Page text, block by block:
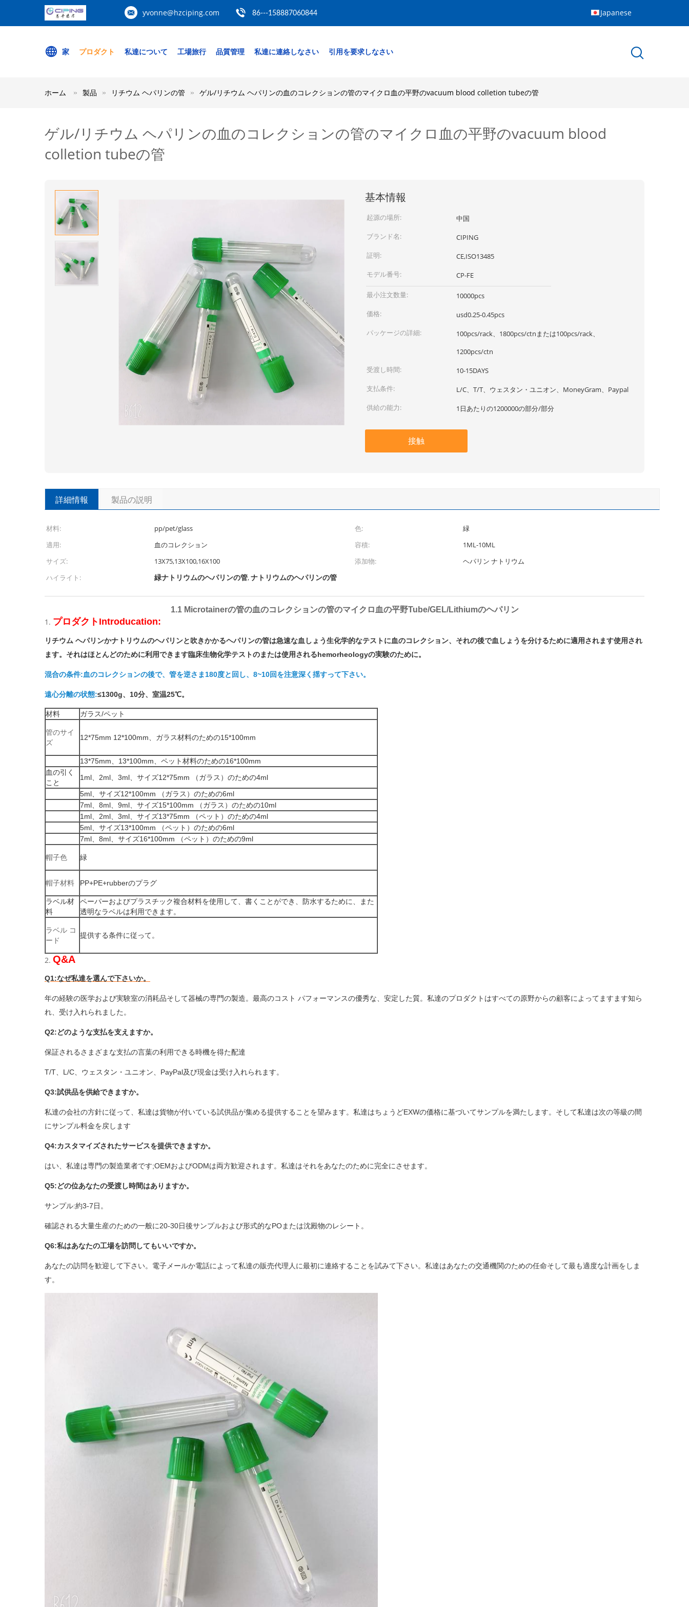
yvonne@hzciping.com 86---158887060844 Japanese
家 プロダクト 私達について 工場旅行 品質管理 私達に連絡しなさい 引用を要求しなさい
ホーム 製品 リチウム ヘパリンの管 ゲル/リチウム ヘパリンの血のコレクションの管のマイクロ血の平野のvacuum blood colletion tubeの管
ゲル/リチウム ヘパリンの血のコレクションの管のマイクロ血の平野のvacuum blood
colletion tubeの管
基本情報
起源の場所:
中国
ブランド名:
CIPING
証明:
CE,ISO13485
モデル番号:
CP-FE
最小注文数量:
10000pcs
価格:
usd0.25-0.45pcs
パッケージの詳細:
100pcs/rack、1800pcs/ctnまたは100pcs/rack、
1200pcs/ctn
受渡し時間:
10-15DAYS
支払条件:
L/C、T/T、ウェスタン・ユニオン、MoneyGram、Paypal
供給の能力:
1日あたりの1200000の部分/部分
接触
詳細情報 製品の説明
材料: pp/pet/glass 色:
緑
適用:
血のコレクション 容積:
1ML-10ML
サイズ:
13X75,13X100,16X100 添加物:
ヘパリン ナトリウム
ハイライト:
緑ナトリウムのヘパリンの管,ナトリウムのヘパリンの管
1.1 Microtainerの管の血のコレクションの管のマイクロ血の平野Tube/GEL/Lithiumのヘパリン
1. プロダクトIntroducation:
リチウム ヘパリンかナトリウムのヘパリンと吹きかかるヘパリンの管は急速な血しょう生化学的なテストに血のコレクション、それの後で血しょうを分けるために適用されます使用され
ます。それはほとんどのために利用できます臨床生物化学テストのまたは使用されるhemorheologyの実験のために。
混合の条件:血のコレクションの後で、管を逆さま180度と回し、8~10回を注意深く揺すって下さい。
遠心分離の状態:≤1300g、10分、室温25℃。
材料 ガラス/ペット
管のサイ
ズ
12*75mm 12*100mm、ガラス材料のための15*100mm
13*75mm、13*100mm、ペット材料のための16*100mm
血の引く
こと
1ml、2ml、3ml、サイズ12*75mm （ガラス）のための4ml
5ml、サイズ12*100mm （ガラス）のための6ml
7ml、8ml、9ml、サイズ15*100mm （ガラス）のための10ml
1ml、2ml、3ml、サイズ13*75mm （ペット）のための4ml
5ml、サイズ13*100mm （ペット）のための6ml
7ml、8ml、サイズ16*100mm （ペット）のための9ml
帽子色 緑
帽子材料 PP+PE+rubberのプラグ
ラベル材
料
ペーパーおよびプラスチック複合材料を使用して、書くことができ、防水するために、また
透明なラベルは利用できます。
ラベル コ
ード
提供する条件に従って。
2. Q&A
Q1:なぜ私達を選んで下さいか。
年の経験の医学および実験室の消耗品そして器械の専門の製造。最高のコスト パフォーマンスの優秀な、安定した質。私達のプロダクトはすべての原野からの顧客によってますます知ら
れ、受け入れられました。
Q2:どのような支払を支えますか。
保証されるさまざまな支払の言葉の利用できる時機を得た配達
T/T、L/C、ウェスタン・ユニオン、PayPal及び現金は受け入れられます。
Q3:試供品を供給できますか。
私達の会社の方針に従って、私達は貨物が付いている試供品が集める提供することを望みます。私達はちょうどEXWの価格に基づいてサンプルを満たします。そして私達は次の等級の間
にサンプル料金を戻します
Q4:カスタマイズされたサービスを提供できますか。
はい、私達は専門の製造業者です;OEMおよびODMは両方歓迎されます。私達はそれをあなたのために完全にさせます。
Q5:どの位あなたの受渡し時間はありますか。
サンプル:約3-7日。
確認される大量生産のための一般に20-30日後サンプルおよび形式的なPOまたは沈殿物のレシート。
Q6:私はあなたの工場を訪問してもいいですか。
あなたの訪問を歓迎して下さい。電子メールか電話によって私達の販売代理人に最初に連絡することを試みて下さい。私達はあなたの交通機関のための任命そして最も適度な計画をしま
す。